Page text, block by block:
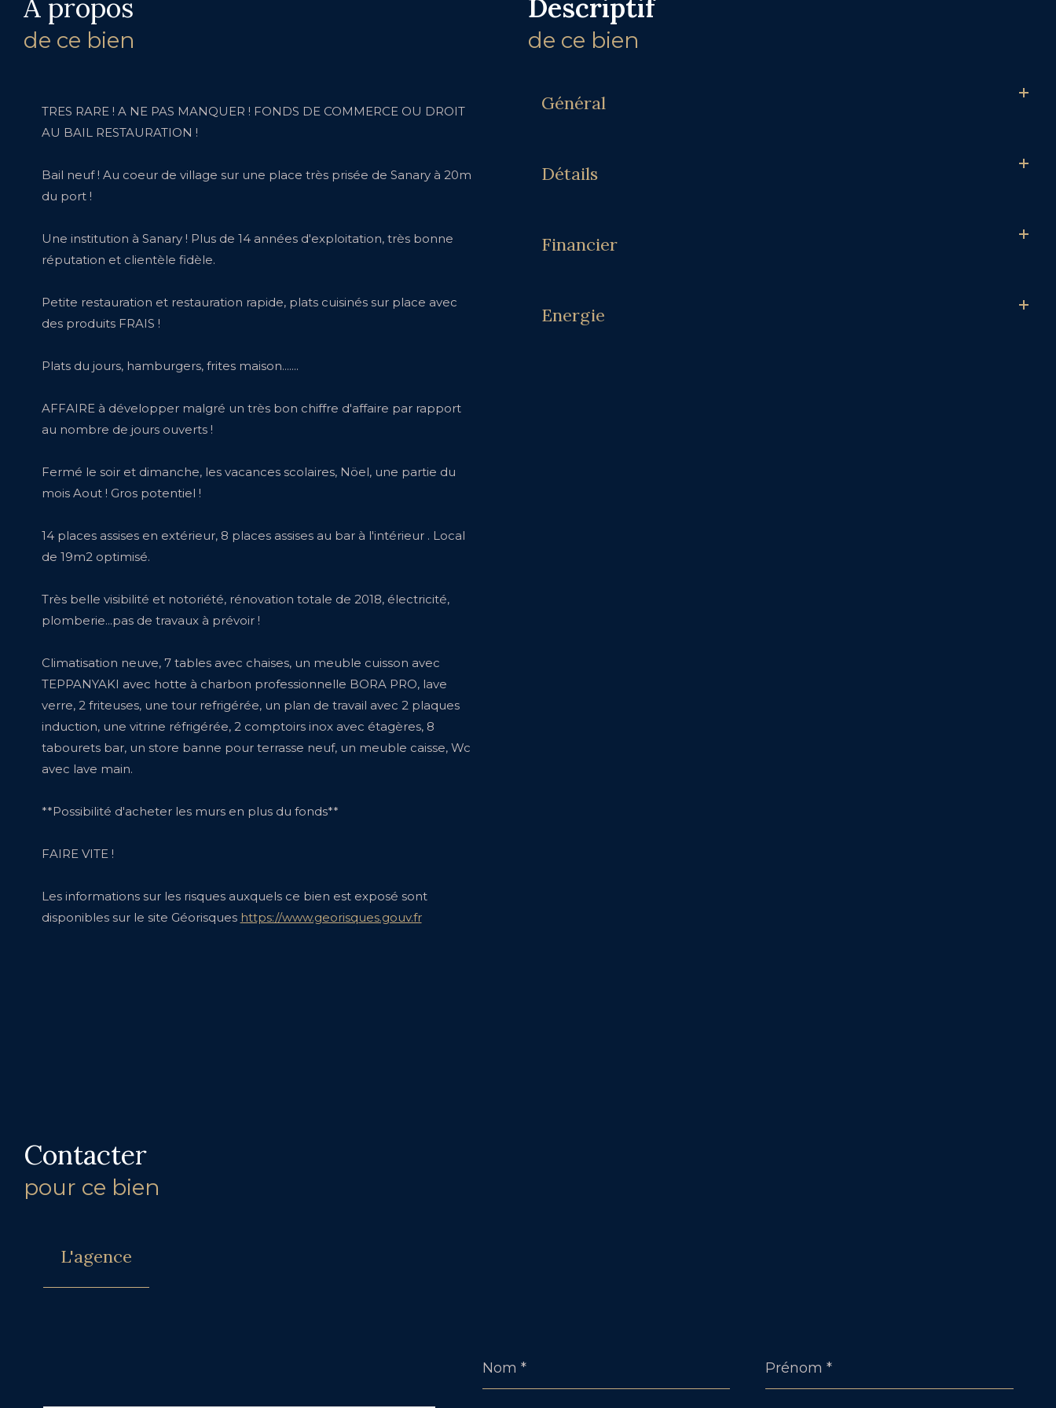
a propos
de ce bien
TRES RARE ! A NE PAS MANQUER ! FONDS DE COMMERCE OU DROIT
AU BAIL RESTAURATION !
Bail neuf ! Au coeur de village sur une place très prisée de Sanary à 20m
du port !
Une institution à Sanary ! Plus de 14 années d'exploitation, très bonne
réputation et clientèle fidèle.
Petite restauration et restauration rapide, plats cuisinés sur place avec
des produits FRAIS !
Plats du jours, hamburgers, frites maison.......
AFFAIRE à développer malgré un très bon chiffre d'affaire par rapport
au nombre de jours ouverts !
Fermé le soir et dimanche, les vacances scolaires, Nöel, une partie du
mois Aout ! Gros potentiel !
14 places assises en extérieur, 8 places assises au bar à l'intérieur . Local
de 19m2 optimisé.
Très belle visibilité et notoriété, rénovation totale de 2018, électricité,
plomberie...pas de travaux à prévoir !
Climatisation neuve, 7 tables avec chaises, un meuble cuisson avec
TEPPANYAKI avec hotte à charbon professionnelle BORA PRO, lave
verre, 2 friteuses, une tour refrigérée, un plan de travail avec 2 plaques
induction, une vitrine réfrigérée, 2 comptoirs inox avec étagères, 8
tabourets bar, un store banne pour terrasse neuf, un meuble caisse, Wc
avec lave main.
**Possibilité d'acheter les murs en plus du fonds**
FAIRE VITE !
Les informations sur les risques auxquels ce bien est exposé sont
disponibles sur le site Géorisques https://www.georisques.gouv.fr
descriptif
de ce bien
Général
Détails
Financier
Energie
Contacter
pour ce bien
L'agence
* *